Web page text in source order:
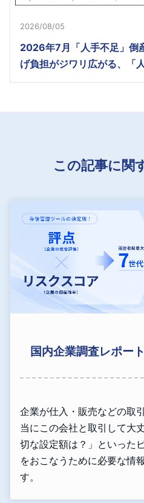
2026/08/05
2026年7月「人手不足」
げ負担がジワリ広がる、「
この記事に関
国内企業調査レポー
企業が仕入・販売などの取
当にこの会社と取引して大
切な設定額は？」といった
をおこなうために必要な情
す。